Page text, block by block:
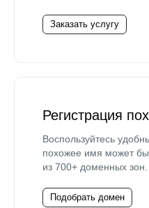
Заказать услугу
Регистрация
Воспользуйтесь
похожее имя может
из 700+ доменных зон.
Подобрать домен